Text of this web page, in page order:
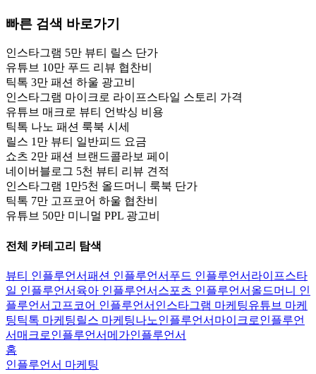
빠른 검색 바로가기
인스타그램 5만 뷰티 릴스 단가
유튜브 10만 푸드 리뷰 협찬비
틱톡 3만 패션 하울 광고비
인스타그램 마이크로 라이프스타일 스토리 가격
유튜브 매크로 뷰티 언박싱 비용
틱톡 나노 패션 룩북 시세
릴스 1만 뷰티 일반피드 요금
쇼츠 2만 패션 브랜드콜라보 페이
네이버블로그 5천 뷰티 리뷰 견적
인스타그램 1만5천 올드머니 룩북 단가
틱톡 7만 고프코어 하울 협찬비
유튜브 50만 미니멀 PPL 광고비
전체 카테고리 탐색
뷰티 인플루언서패션 인플루언서 푸드 인플루언서 라이프스타
일 인플루언서 육아 인플루언서 스포츠 인플루언서 올드머니 인
플루언서 고프코어 인플루언서 인스타그램 마케팅유튜브 마케
팅틱톡 마케팅 릴스 마케팅나노인플루언서 마이크로인플루언
서 매크로인플루언서 메가인플루언서
홈
인플루언서 마케팅